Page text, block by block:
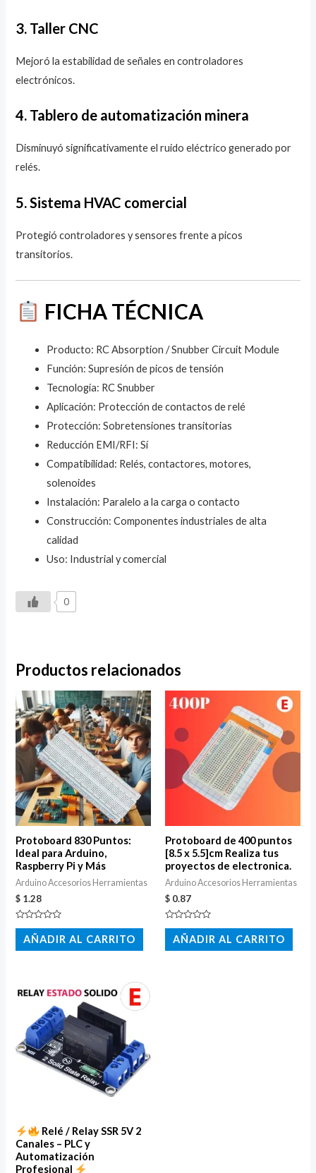
3. Taller CNC
Mejoró la estabilidad de señales en controladores
electrónicos.
4. Tablero de automatización minera
Disminuyó significativamente el ruido eléctrico generado por
relés.
5. Sistema HVAC comercial
Protegió controladores y sensores frente a picos
transitorios.
FICHA TÉCNICA
Producto: RC Absorption / Snubber Circuit Module
Función: Supresión de picos de tensión
Tecnología: RC Snubber
Aplicación: Protección de contactos de relé
Protección: Sobretensiones transitorias
Reducción EMI/RFI: Sí
Compatibilidad: Relés, contactores, motores,
solenoides
Instalación: Paralelo a la carga o contacto
Construcción: Componentes industriales de alta
calidad
Uso: Industrial y comercial
0
Productos relacionados
Protoboard 830 Puntos:
Ideal para Arduino,
Raspberry Pi y Más
Arduino Accesorios Herramientas
$ 1.28
Valorado
con
de
AÑADIR AL CARRITO
Protoboard de 400 puntos
[8.5 x 5.5]cm Realiza tus
proyectos de electronica.
Arduino Accesorios Herramientas
$ 0.87
Valorado
con
de
AÑADIR AL CARRITO
Relé / Relay SSR 5V 2
Canales – PLC y
Automatización
Profesional